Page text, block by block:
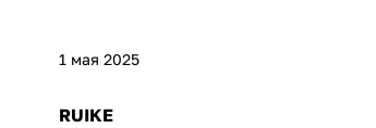
1 мая 2025
RUIKE